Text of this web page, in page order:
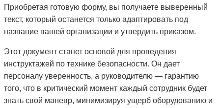
Приобретая готовую форму, вы получаете выверенный
текст, который останется только адаптировать под
название вашей организации и утвердить приказом.
Этот документ станет основой для проведения
инструктажей по технике безопасности. Он дает
персоналу уверенность, а руководителю — гарантию
того, что в критический момент каждый сотрудник будет
знать свой маневр, минимизируя ущерб оборудованию и